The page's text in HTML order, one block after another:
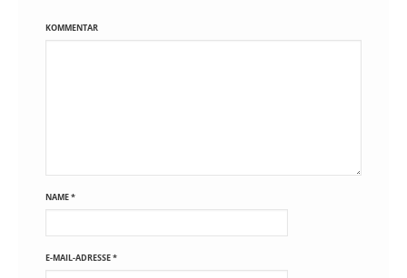
KOMMENTAR
NAME*
E-MAIL-ADRESSE*